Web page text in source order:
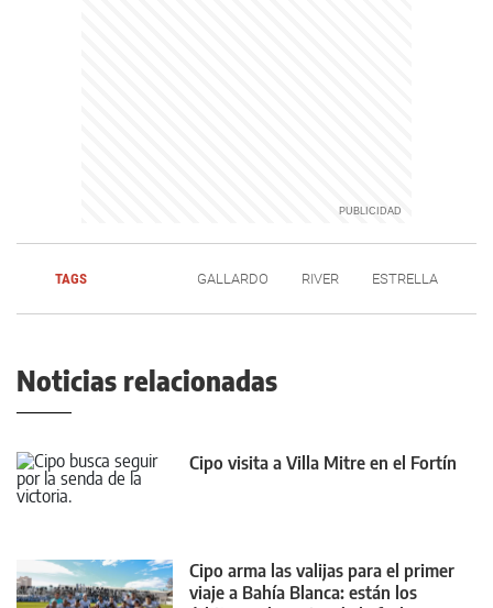
TAGS GALLARDO RIVER ESTRELLA
Noticias relacionadas
Cipo visita a Villa Mitre en el Fortín
Cipo arma las valijas para el primer
viaje a Bahía Blanca: están los